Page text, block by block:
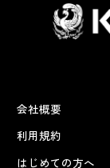
会社概要
利用規約
はじめての方へ